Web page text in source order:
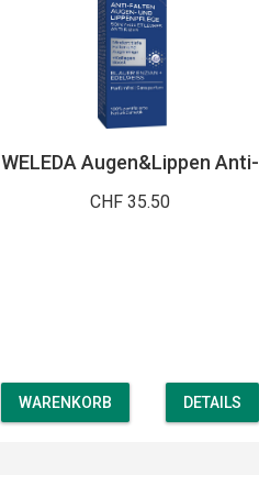
WELEDA Augen&Lippen Anti-
CHF 35.50
WARENKORB DETAILS